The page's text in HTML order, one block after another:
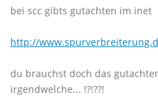
bei scc gibts gutachten im inet
http://
du brauchst doch das
irgendwelche... !?!??!